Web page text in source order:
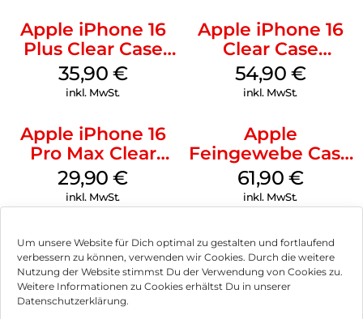
Um unsere Website für Dich optimal zu gestalten und fortlaufend
verbessern zu können, verwenden wir Cookies. Durch die weitere
Nutzung der Website stimmst Du der Verwendung von Cookies zu.
Weitere Informationen zu Cookies erhältst Du in unserer
Datenschutzerklärung.
Apple iPhone 16
Plus Clear Case
MagSafe
Transparent
35,90 €
inkl. MwSt.
Apple iPhone 16
Clear Case
MagSafe
Transparent
54,90 €
inkl. MwSt.
Apple iPhone 16
Pro Max Clear
Case MagSafe
Transparent
29,90€
inkl. MwSt.
Apple
Feingewebe Case
iPhone 15 Pro
MagSafe Schwarz
61,90 €
inkl. MwSt.
Impressum